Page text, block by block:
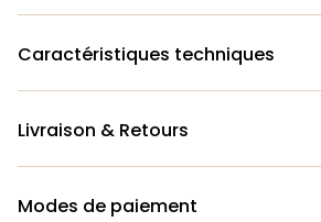
Caractéristiques techniques
Livraison & Retours
Modes de paiement